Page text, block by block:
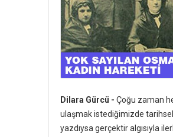
Dilara Gürcü - Çoğu zaman
ulaşmak istediğimizde
yazdıysa gerçektir algısıyla